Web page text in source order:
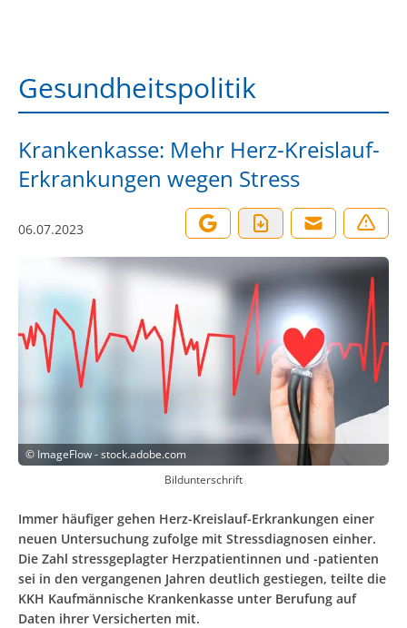
Gesundheitspolitik
Krankenkasse: Mehr Herz-Kreislauf-
Erkrankungen wegen Stress
06.07.2023
© ImageFlow - stock.adobe.com
Bildunterschrift
Immer häufiger gehen Herz-Kreislauf-Erkrankungen einer
neuen Untersuchung zufolge mit Stressdiagnosen einher.
Die Zahl stressgeplagter Herzpatientinnen und -patienten
sei in den vergangenen Jahren deutlich gestiegen, teilte die
KKH Kaufmännische Krankenkasse unter Berufung auf
Daten ihrer Versicherten mit.